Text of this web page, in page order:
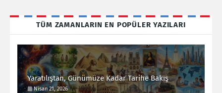
TÜM ZAMANLARIN EN POPÜLER YAZILARI
Yaratılıştan, Günümüze Kadar Tarihe Bakış
Nisan 21, 2026